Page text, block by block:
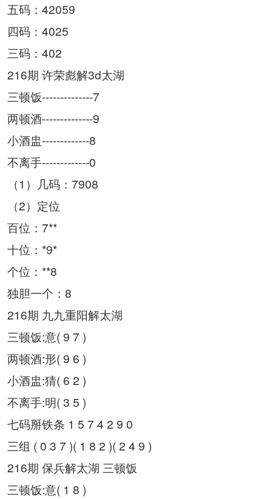
五码：42059
四码：4025
三码：402
216期 许荣彪解3d太湖
三顿饭--------------7
两顿酒--------------9
小酒盅-------------8
不离手-------------0
（1）几码：7908
（2）定位
百位：7**
十位：*9*
个位：**8
独胆一个：8
216期 九九重阳解太湖
三顿饭:意( 9 7 )
两顿酒:形( 9 6 )
小酒盅:猜( 6 2 )
不离手:明( 3 5 )
七码掰铁条 1 5 7 4 2 9 0
三组 ( 0 3 7 )( 1 8 2 )( 2 4 9 )
216期 保兵解太湖 三顿饭
三顿饭:意( 1 8 )